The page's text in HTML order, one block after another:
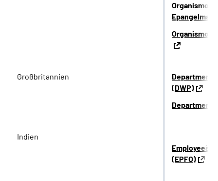
Organismos
Organismos
Großbritannien
Department
(DWP)
Department
Indien
Employee´s
(EPFO)